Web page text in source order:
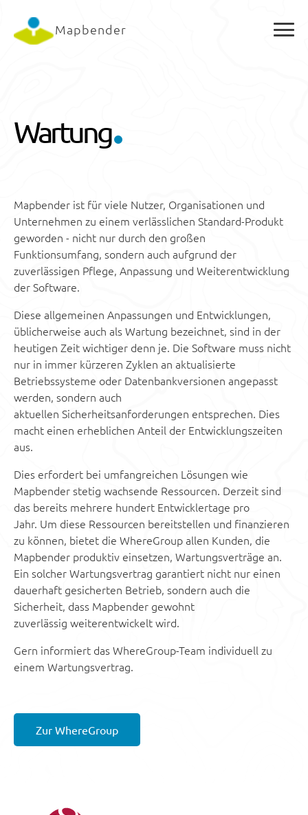
Mapbender
Wartung
Mapbender ist für viele Nutzer, Organisationen und
Unternehmen zu einem verlässlichen Standard-Produkt
geworden - nicht nur durch den großen
Funktionsumfang, sondern auch aufgrund der
zuverlässigen Pflege, Anpassung und Weiterentwicklung
der Software.
Diese allgemeinen Anpassungen und Entwicklungen,
üblicherweise auch als Wartung bezeichnet, sind in der
heutigen Zeit wichtiger denn je. Die Software muss nicht
nur in immer kürzeren Zyklen an aktualisierte
Betriebssysteme oder Datenbankversionen angepasst
werden, sondern auch
aktuellen Sicherheitsanforderungen entsprechen. Dies
macht einen erheblichen Anteil der Entwicklungszeiten
aus.
Dies erfordert bei umfangreichen Lösungen wie
Mapbender stetig wachsende Ressourcen. Derzeit sind
das bereits mehrere hundert Entwicklertage pro
Jahr. Um diese Ressourcen bereitstellen und finanzieren
zu können, bietet die WhereGroup allen Kunden, die
Mapbender produktiv einsetzen, Wartungsverträge an.
Ein solcher Wartungsvertrag garantiert nicht nur einen
dauerhaft gesicherten Betrieb, sondern auch die
Sicherheit, dass Mapbender gewohnt
zuverlässig weiterentwickelt wird.
Gern informiert das WhereGroup-Team individuell zu
einem Wartungsvertrag.
Zur WhereGroup